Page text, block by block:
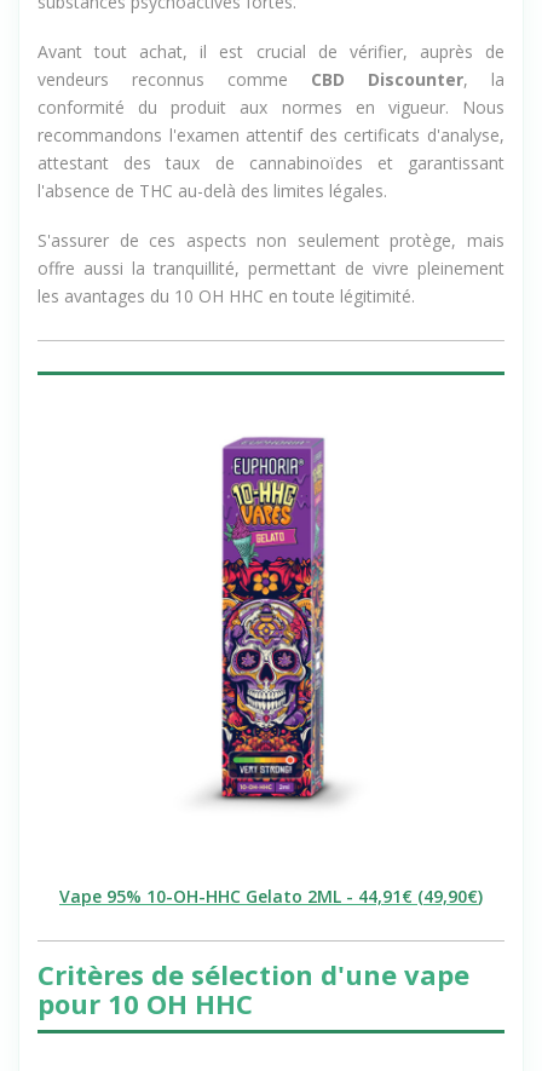
Avant tout achat, il est crucial de vérifier, auprès de
vendeurs reconnus comme CBD Discounter, la
conformité du produit aux normes en vigueur. Nous
recommandons l'examen attentif des certificats d'analyse,
attestant des taux de cannabinoïdes et garantissant
l'absence de THC au-delà des limites légales.
S'assurer de ces aspects non seulement protège, mais
offre aussi la tranquillité, permettant de vivre pleinement
les avantages du 10 OH HHC en toute légitimité.
Vape 95% 10-OH-HHC Gelato 2ML - 44,91€ (49,90€)
Critères de sélection d'une vape
pour 10 OH HHC